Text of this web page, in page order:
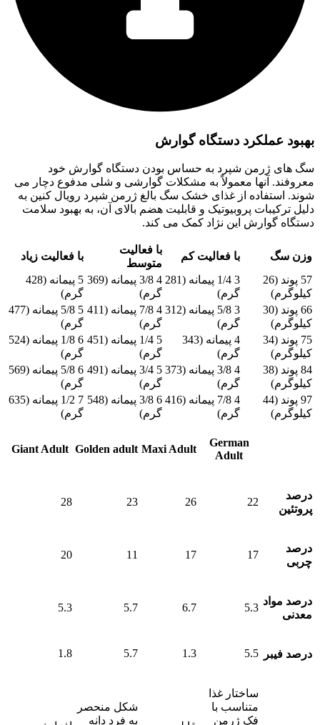
بهبود عملکرد دستگاه گوارش
سگ های ژرمن شپرد به حساس بودن دستگاه گوارش خود
معروفند. آنها معمولاً به مشکلات گوارشی و شلی مدفوع دچار می
شوند. استفاده از غذای خشک سگ بالغ ژرمن شپرد رویال کنین به
دلیل ترکیبات پروبیوتیک و قابلیت هضم بالای آن، به بهبود سلامت
دستگاه گوارش این نژاد کمک می کند.
وزن سگ با فعالیت کم
با فعالیت
متوسط
با فعالیت زیاد
57 پوند (26
کیلوگرم)
3 1/4 پیمانه (281
گرم)
4 3/8 پیمانه (369
گرم)
5 پیمانه (428
گرم)
66 پوند (30
کیلوگرم)
3 5/8 پیمانه (312
گرم)
4 7/8 پیمانه (411
گرم)
5 5/8 پیمانه (477
گرم)
75 پوند (34
کیلوگرم)
4 پیمانه (343
گرم)
5 1/4 پیمانه (451
گرم)
6 1/8 پیمانه (524
گرم)
84 پوند (38
کیلوگرم)
4 3/8 پیمانه (373
گرم)
5 3/4 پیمانه (491
گرم)
6 5/8 پیمانه (569
گرم)
97 پوند (44
کیلوگرم)
4 7/8 پیمانه (416
گرم)
6 3/8 پیمانه (548
گرم)
7 1/2 پیمانه (635
گرم)
German
Adult
Maxi Adult
Golden adult
Giant Adult
درصد
پروتئین
22
26
23
28
درصد
چربی
17
17
11
20
درصد مواد
معدنی
5.3
6.7
5.7
5.3
درصد فیبر 5.5
1.3
5.7
1.8
ساختار غذا
متناسب با
فک ژرمن
شکل منحصر
به فرد دانه